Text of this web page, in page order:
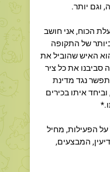
הכוח, אני חושב
האיש שהוביל את
את כל ציר
נגד מדינת
איתו בכירים
הפעילות, מחיל
בעולם במשך